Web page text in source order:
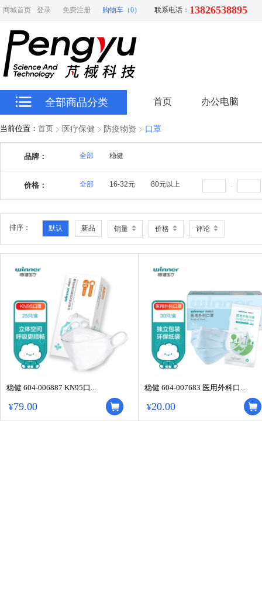
商城首页 登录 免费注册 购物车（0） 联系电话： 13826538895
全部商品分类 首页 办公电脑
当前位置： 首页 医疗保健 防疫物资 口罩
品牌： 全部 稳健
价格： 全部 16-32元 80元以上 -
排序： 默认 新品 销量 价格 评论
稳健 604-006887 KN95口...
¥79.00
稳健 604-007683 医用外科口...
¥20.00